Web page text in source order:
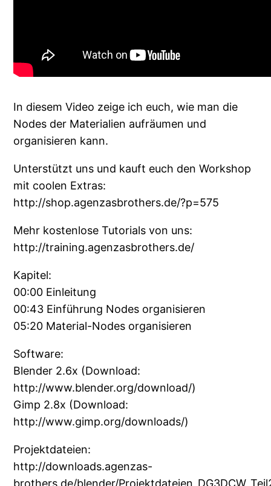
In diesem Video zeige ich euch, wie man die
Nodes der Materialien aufräumen und
organisieren kann.
Unterstützt uns und kauft euch den Workshop
mit coolen Extras:
http://shop.agenzasbrothers.de/?p=575
Mehr kostenlose Tutorials von uns:
http://training.agenzasbrothers.de/
Kapitel:
00:00 Einleitung
00:43 Einführung Nodes organisieren
05:20 Material-Nodes organisieren
Software:
Blender 2.6x (Download:
http://www.blender.org/download/)
Gimp 2.8x (Download:
http://www.gimp.org/downloads/)
Projektdateien:
http://downloads.agenzas-
brothers.de/blender/